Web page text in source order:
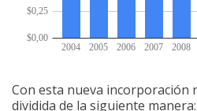
Con esta nueva incorporación
dividida de la siguiente manera: